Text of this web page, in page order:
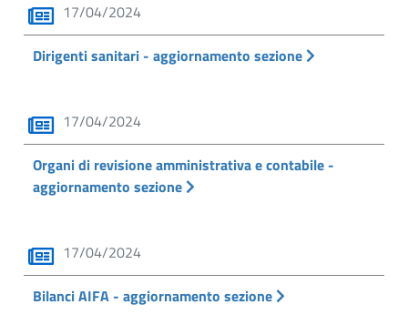
17/04/2024
Dirigenti sanitari - aggiornamento sezione
17/04/2024
Organi di revisione amministrativa e contabile -
aggiornamento sezione
17/04/2024
Bilanci AIFA - aggiornamento sezione